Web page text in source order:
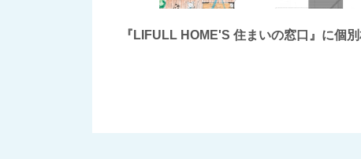
『LIFULL HOME'S 住まいの窓口』に個